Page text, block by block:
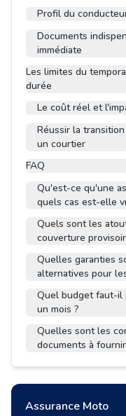
Profil du
Documents
immédiate
Les limites du
durée
Le coût réel et
Réussir la
un courtier
FAQ
Qu'est-ce qu'une
quels cas est-elle
Quels sont les
couverture
Quelles garanties
alternatives pour
Quel budget faut-il
un mois ?
Quelles sont les
documents à
Assurance Moto